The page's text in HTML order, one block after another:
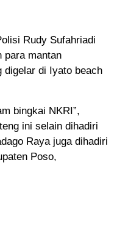
Rudy Sufahriadi
para mantan
digelar di Iyato beach
bingkai NKRI”,
ini selain dihadiri
Raya juga dihadiri
Poso,